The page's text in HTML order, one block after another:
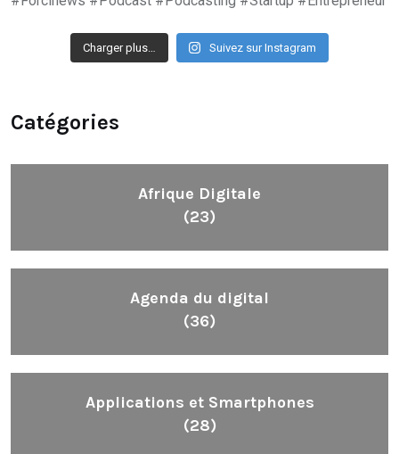
Charger plus… Suivez sur Instagram
Catégories
Afrique Digitale
(23)
Agenda du digital
(36)
Applications et Smartphones
(28)